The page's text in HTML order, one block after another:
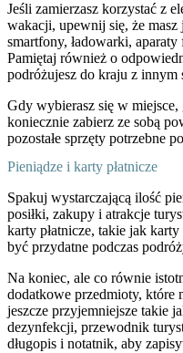
Jeśli zamierzasz korzystać z
wakacji, upewnij się, że
smartfony, ładowarki,
Pamiętaj również o
podróżujesz do kraju z innym
Gdy wybierasz się w miejsce,
koniecznie zabierz ze sobą
pozostałe sprzęty potrzebne
Pieniądze i karty płatnicze
Spakuj wystarczającą ilość
posiłki, zakupy i atrakcje
karty płatnicze, takie jak
być przydatne podczas
Na koniec, ale co równie
dodatkowe przedmioty, które
jeszcze przyjemniejsze takie
dezynfekcji, przewodnik
długopis i notatnik, aby